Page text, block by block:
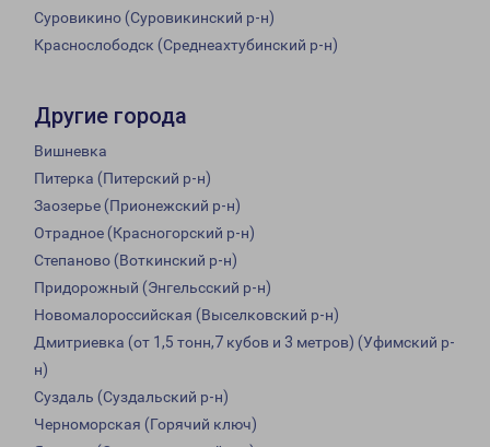
Суровикино (Суровикинский р-н)
Краснослободск (Среднеахтубинский р-н)
Другие города
Вишневка
Питерка (Питерский р-н)
Заозерье (Прионежский р-н)
Отрадное (Красногорский р-н)
Степаново (Воткинский р-н)
Придорожный (Энгельсский р-н)
Новомалороссийская (Выселковский р-н)
Дмитриевка (от 1,5 тонн,7 кубов и 3 метров) (Уфимский р-
н)
Суздаль (Суздальский р-н)
Черноморская (Горячий ключ)